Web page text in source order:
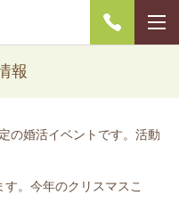
報
の婚活イベントです。活動
。今年のクリスマスこ